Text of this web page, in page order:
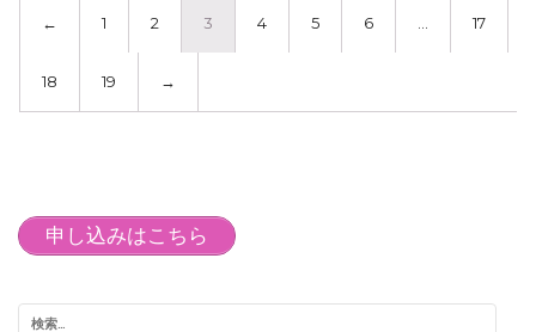
← 1 2 3 4 5 6 17
18 19 →
申し込みはこちら